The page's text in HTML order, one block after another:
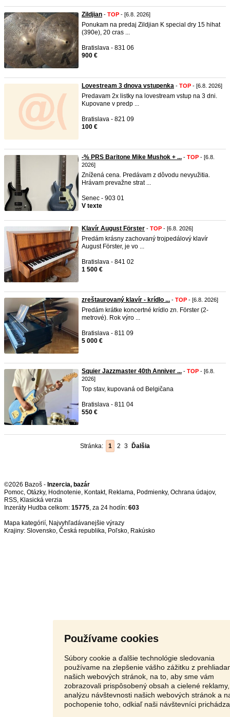
Používame cookies
Súbory cookie a ďalšie technológie sledovania
používame na zlepšenie vášho zážitku z
našich webových stránok, na to, aby sme vám
zobrazovali prispôsobený obsah a cielené
analýzu návštevnosti našich webových stránok a
pochopenie toho, odkiaľ naši návštevníci
Zildjian - TOP - [6.8. 2026]
Ponukam na predaj Zildjian K special dry 15 hihat
(390e), 20 cras ...
Bratislava - 831 06
900 €
Lovestream 3 dnova vstupenka - TOP - [6.8. 2026]
Predavam 2x listky na lovestream vstup na 3 dni.
Kupovane v predp ...
Bratislava - 821 09
100 €
-% PRS Baritone Mike Mushok + ... - TOP - [6.8.
2026]
Znížená cena. Predávam z dôvodu nevyužitia.
Hrávam prevažne strat ...
Senec - 903 01
V texte
Klavír August Förster - TOP - [6.8. 2026]
Predám krásny zachovaný trojpedálový klavír
August Förster, je vo ...
Bratislava - 841 02
1 500 €
zreštaurovaný klavír - krídlo ... - TOP - [6.8. 2026]
Predám krátke koncertné krídlo zn. Förster (2-
metrové). Rok výro ...
Bratislava - 811 09
5 000 €
Squier Jazzmaster 40th Anniver ... - TOP - [6.8.
2026]
Top stav, kupovaná od Belgičana
Bratislava - 811 04
550 €
Stránka: 1 2 3 Ďalšia
©2026 Bazoš - Inzercia, bazár
Pomoc, Otázky, Hodnotenie, Kontakt, Reklama, Podmienky, Ochrana údajov,
RSS,
Inzeráty Hudba celkom: 15775, za 24 hodín: 603
Mapa kategórií, Najvyhľadávanejšie výrazy
Krajiny: Slovensko, Česká republika, Poľsko, Rakúsko